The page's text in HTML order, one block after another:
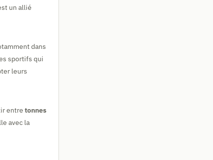
un allié
dans
sportifs qui
leurs
entre tonnes
avec la